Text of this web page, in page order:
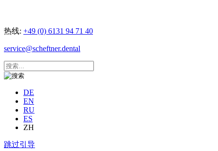
热线: +49 (0) 6131 94 71 40
service@scheftner.dental
DE
EN
RU
ES
ZH
跳过引导